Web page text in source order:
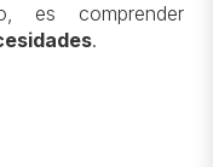
es comprender
.